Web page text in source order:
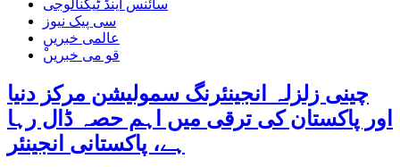
سائنس اینڈ ٹیکنالوجی
سی پیک نیوز
عالمی خبریں
ْقو می خبریں
چینی زلزلہ انجینئرنگ سمولیشن مرکز دنیا
اور پاکستان کی ترقی میں اہم حصہ ڈال رہا
ہے، پاکستانی انجینئر